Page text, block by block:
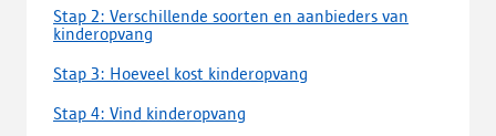
Stap 2: Verschillende soorten en aanbieders van
kinderopvang
Stap 3: Hoeveel kost kinderopvang
Stap 4: Vind kinderopvang